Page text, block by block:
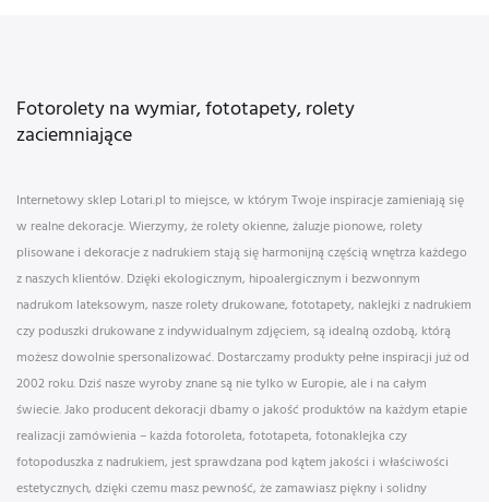
Fotorolety na wymiar, fototapety, rolety
zaciemniające
Internetowy sklep Lotari.pl to miejsce, w którym Twoje inspiracje zamieniają się
w realne dekoracje. Wierzymy, że rolety okienne, żaluzje pionowe, rolety
plisowane i dekoracje z nadrukiem stają się harmonijną częścią wnętrza każdego
z naszych klientów. Dzięki ekologicznym, hipoalergicznym i bezwonnym
nadrukom lateksowym, nasze rolety drukowane, fototapety, naklejki z nadrukiem
czy poduszki drukowane z indywidualnym zdjęciem, są idealną ozdobą, którą
możesz dowolnie spersonalizować. Dostarczamy produkty pełne inspiracji już od
2002 roku. Dziś nasze wyroby znane są nie tylko w Europie, ale i na całym
świecie. Jako producent dekoracji dbamy o jakość produktów na każdym etapie
realizacji zamówienia – każda fotoroleta, fototapeta, fotonaklejka czy
fotopoduszka z nadrukiem, jest sprawdzana pod kątem jakości i właściwości
estetycznych, dzięki czemu masz pewność, że zamawiasz piękny i solidny